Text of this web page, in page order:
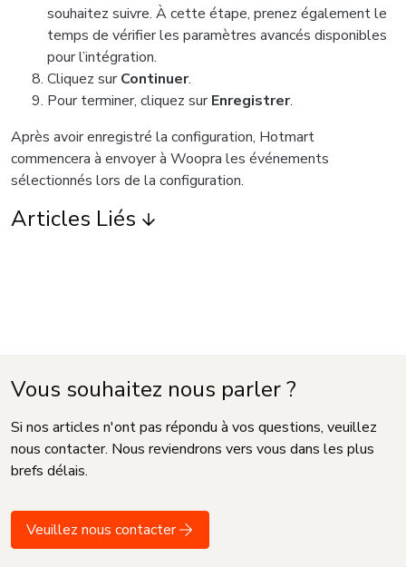
souhaitez suivre. À cette étape, prenez également le
temps de vérifier les paramètres avancés disponibles
pour l’intégration.
Cliquez surContinuer.
Pour terminer, cliquez surEnregistrer.
Après avoir enregistré la configuration, Hotmart
commencera à envoyer à Woopra les événements
sélectionnés lors de la configuration.
Articles Liés
Vous souhaitez nous parler ?
Si nos articles n'ont pas répondu à vos questions, veuillez
nous contacter. Nous reviendrons vers vous dans les plus
brefs délais.
Veuillez nous contacter